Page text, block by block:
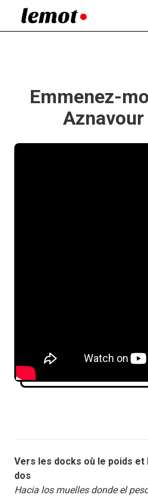
Emmenez-
Vers les docks où le poids et
dos
Hacia los muelles donde el